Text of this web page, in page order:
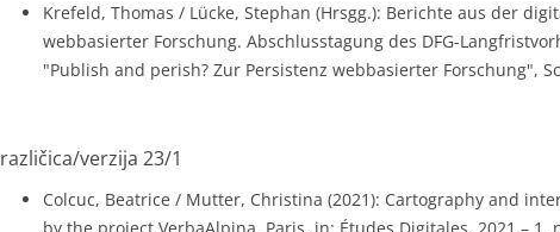
Krefeld, Thomas / Lücke, Stephan (Hrsgg.): Berichte aus der
webbasierter Forschung. Abschlusstagung des DFG-
"Publish and perish? Zur Persistenz webbasierter Forschung",
različica/verzija 23/1
Colcuc, Beatrice / Mutter, Christina (2021): Cartography and